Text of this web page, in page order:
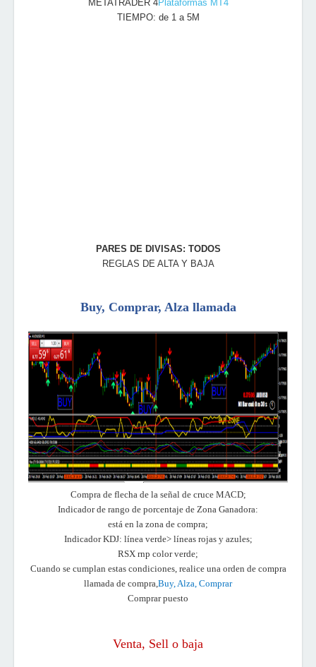
METATRADER 4Plataformas MT4
TIEMPO: de 1 a 5M
PARES DE DIVISAS: TODOS
REGLAS DE ALTA Y BAJA
Buy, Comprar, Alza llamada
Compra de flecha de la señal de cruce MACD;
Indicador de rango de porcentaje de Zona Ganadora:
está en la zona de compra;
Indicador KDJ: línea verde> líneas rojas y azules;
RSX rnp color verde;
Cuando se cumplan estas condiciones, realice una orden de compra
llamada de compra,Buy, Alza, Comprar
Comprar puesto
Venta, Sell o baja